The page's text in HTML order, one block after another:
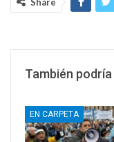
También
EN CARPETA